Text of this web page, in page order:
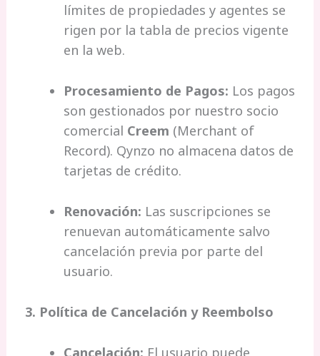
límites de propiedades y agentes se
rigen por la tabla de precios vigente
en la web.
Procesamiento de Pagos: Los pagos
son gestionados por nuestro socio
comercial Creem (Merchant of
Record). Qynzo no almacena datos de
tarjetas de crédito.
Renovación: Las suscripciones se
renuevan automáticamente salvo
cancelación previa por parte del
usuario.
3. Política de Cancelación y Reembolso
Cancelación: El usuario puede